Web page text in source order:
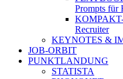
Prompts für
Recruiter
KEYNOTES &
JOB-ORBIT
PUNKTLANDUNG
STATISTA